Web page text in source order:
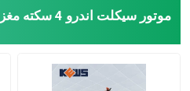
موتور سیکلت اندرو 4 سکته مغزی